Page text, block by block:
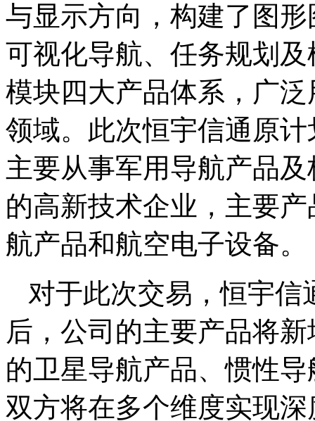
与显示方向，构建了图
可视化导航、任务规划
模块四大产品体系，广
领域。此次恒宇信通原
主要从事军用导航产品
的高新技术企业，主要
航产品和航空电子设备。
对于此次交易，恒宇
后，公司的主要产品将
的卫星导航产品、惯性
双方将在多个维度实现